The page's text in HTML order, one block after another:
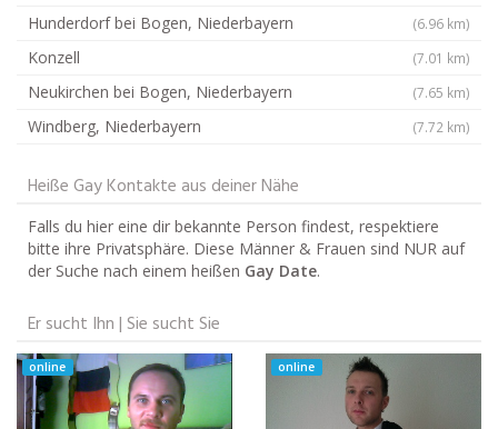
Hunderdorf bei Bogen, Niederbayern (6.96 km)
Konzell (7.01 km)
Neukirchen bei Bogen, Niederbayern (7.65 km)
Windberg, Niederbayern (7.72 km)
Heiße Gay Kontakte aus deiner Nähe
Falls du hier eine dir bekannte Person findest, respektiere
bitte ihre Privatsphäre. Diese Männer & Frauen sind NUR auf
der Suche nach einem heißen Gay Date.
Er sucht Ihn | Sie sucht Sie
online online